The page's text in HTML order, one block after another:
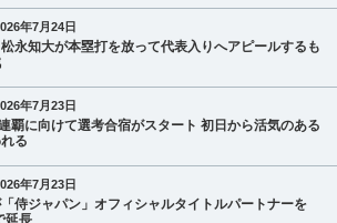
年7月24日
永知大が本塁打を放って代表入りへアピールするも
年7月23日
覇に向けて選考合宿がスタート 初日から活気のある
る
年7月23日
侍ジャパン」オフィシャルタイトルパートナーを
延長